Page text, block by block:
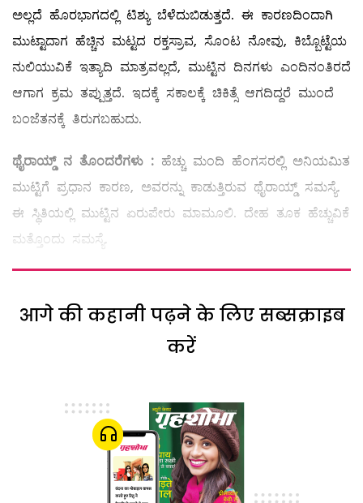
ಅಲ್ಲದೆ ಹೊರಭಾಗದಲ್ಲಿ ಟಿಶ್ಯು ಬೆಳೆದುಬಿಡುತ್ತದೆ. ಈ ಕಾರಣದಿಂದಾಗಿ
ಮುಟ್ಟಾದಾಗ ಹೆಚ್ಚಿನ ಮಟ್ಟದ ರಕ್ತಸ್ರಾವ, ಸೊಂಟ ನೋವು, ಕಿಬ್ಬೊಟ್ಟೆಯ
ನುಲಿಯುವಿಕೆ ಇತ್ಯಾದಿ ಮಾತ್ರವಲ್ಲದೆ, ಮುಟ್ಟಿನ ದಿನಗಳು ಎಂದಿನಂತಿರದೆ
ಆಗಾಗ ಕ್ರಮ ತಪ್ಪುತ್ತದೆ. ಇದಕ್ಕೆ ಸಕಾಲಕ್ಕೆ ಚಿಕಿತ್ಸೆ ಆಗದಿದ್ದರೆ ಮುಂದೆ
ಬಂಜೆತನಕ್ಕೆ ತಿರುಗಬಹುದು.
ಥೈರಾಯ್ಡ್ ನ ತೊಂದರೆಗಳು : ಹೆಚ್ಚು ಮಂದಿ ಹೆಂಗಸರಲ್ಲಿ ಅನಿಯಮಿತ
ಮುಟ್ಟಿಗೆ ಪ್ರಧಾನ ಕಾರಣ, ಅವರನ್ನು ಕಾಡುತ್ತಿರುವ ಥೈರಾಯ್ಡ್ ಸಮಸ್ಯೆ.
ಈ ಸ್ಥಿತಿಯಲ್ಲಿ ಮುಟ್ಟಿನ ಏರುಪೇರು ಮಾಮೂಲಿ. ದೇಹ ತೂಕ ಹೆಚ್ಚುವಿಕೆ
ಮತ್ತೊಂದು ಸಮಸ್ಯೆ.
आगे की कहानी पढ़ने के लिए सब्सक्राइब
करें